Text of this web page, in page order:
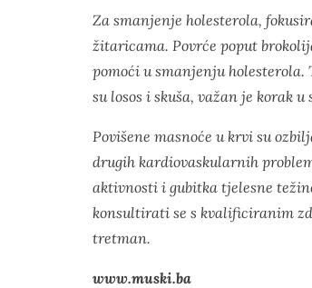
Za smanjenje holesterola,
žitaricama. Povrće poput
pomoći u smanjenju holesterola.
su losos i skuša, važan je korak
Povišene masnoće u krvi su
drugih kardiovaskularnih
aktivnosti i gubitka tjelesne
konsultirati se s kvalificiranim
tretman.
www.muski.ba